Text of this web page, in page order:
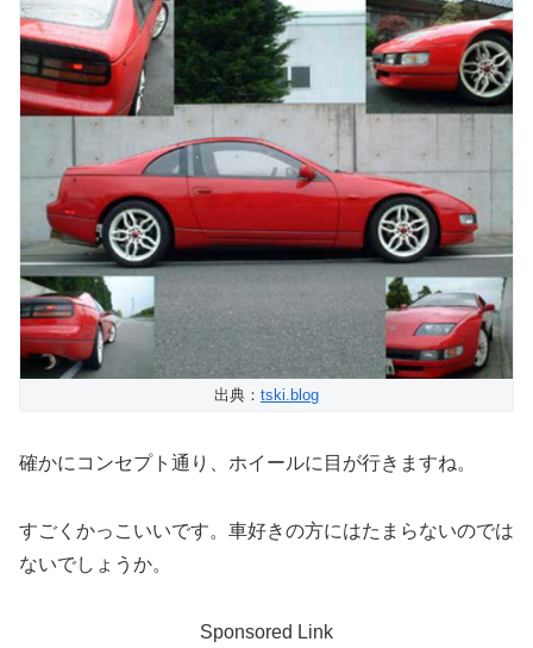
出典： tski.blog
確かにコンセプト通り、ホイールに目が行きますね。
すごくかっこいいです。車好きの方にはたまらないのでは
ないでしょうか。
Sponsored Link